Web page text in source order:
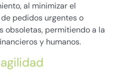
al minimizar el
pedidos urgentes o
obsoletas, permitiendo a la
y humanos.